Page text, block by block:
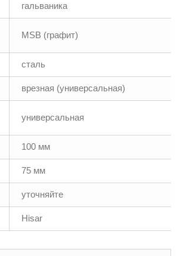
гальваника
MSB (графит)
сталь
врезная (универсальная)
универсальная
100 мм
75 мм
уточняйте
Hisar